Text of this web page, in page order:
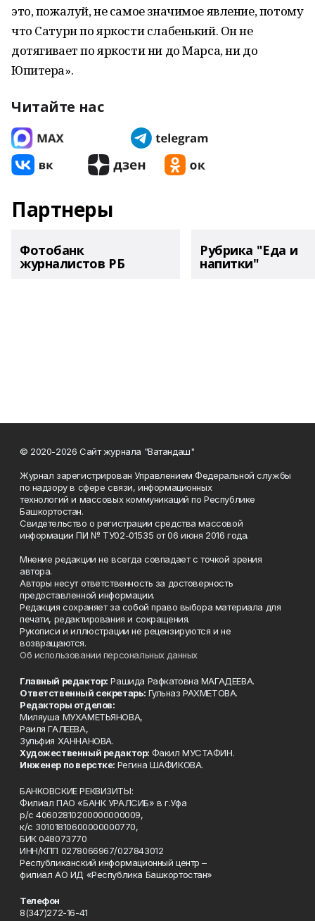
это, пожалуй, не самое значимое явление, потому
что Сатурн по яркости слабенький. Он не
дотягивает по яркости ни до Марса, ни до
Юпитера».
Читайте нас
Партнеры
Фотобанк
журналистов РБ
Рубрика "Еда и
напитки"
© 2020-2026 Сайт журнала "Ватандаш"
Журнал зарегистрирован Управлением Федеральной службы
по надзору в сфере связи, информационных
технологий и массовых коммуникаций по Республике
Башкортостан.
Свидетельство о регистрации средства массовой
информации ПИ № ТУ02-01535 от 06 июня 2016 года.
Мнение редакции не всегда совпадает с точкой зрения
автора.
Авторы несут ответственность за достоверность
предоставленной информации.
Редакция сохраняет за собой право выбора материала для
печати, редактирования и сокращения.
Рукописи и иллюстрации не рецензируются и не
возвращаются.
Об использовании персональных данных
Главный редактор: Рашида Рафкатовна МАГАДЕЕВА.
Ответственный секретарь: Гульназ РАХМЕТОВА.
Редакторы отделов:
Миляуша МУХАМЕТЬЯНОВА,
Раиля ГАЛЕЕВА,
Зульфия ХАННАНОВА.
Художественный редактор: Факил МУСТАФИН.
Инженер по верстке: Регина ШАФИКОВА.
БАНКОВСКИЕ РЕКВИЗИТЫ:
Филиал ПАО «БАНК УРАЛСИБ» в г.Уфа
р/с 40602810200000000009,
к/с 30101810600000000770,
БИК 048073770
ИНН/КПП 0278066967/027843012
Республиканский информационный центр –
филиал АО ИД «Республика Башкортостан»
Телефон
8(347)272-16-41